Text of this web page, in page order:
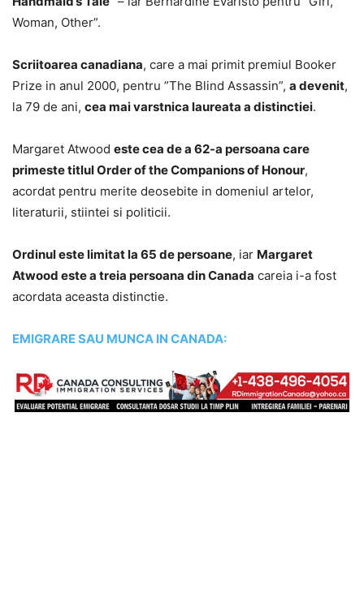
Woman, Other”.
Scriitoarea canadiana, care a mai primit premiul Booker
Prize in anul 2000, pentru ”The Blind Assassin”, a devenit,
la 79 de ani, cea mai varstnica laureata a distinctiei.
Margaret Atwood este cea de a 62-a persoana care
primeste titlul Order of the Companions of Honour,
acordat pentru merite deosebite in domeniul artelor,
literaturii, stiintei si politicii.
Ordinul este limitat la 65 de persoane, iar Margaret
Atwood este a treia persoana din Canada careia i-a fost
acordata aceasta distinctie.
EMIGRARE SAU MUNCA IN CANADA: